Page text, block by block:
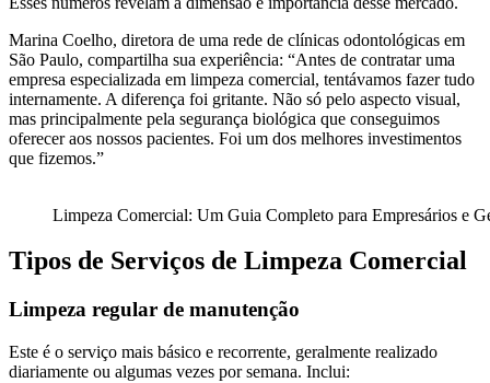
Marina Coelho, diretora de uma rede de clínicas odontológicas em
São Paulo, compartilha sua experiência: “Antes de contratar uma
empresa especializada em limpeza comercial, tentávamos fazer tudo
internamente. A diferença foi gritante. Não só pelo aspecto visual,
mas principalmente pela segurança biológica que conseguimos
oferecer aos nossos pacientes. Foi um dos melhores investimentos
que fizemos.”
Limpeza Comercial: Um Guia Completo para Empresários e
Tipos de Serviços de Limpeza Comercial
Limpeza regular de manutenção
Este é o serviço mais básico e recorrente, geralmente realizado
diariamente ou algumas vezes por semana. Inclui: